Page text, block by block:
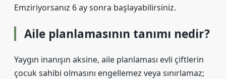
Emziriyorsanız 6 ay sonra başlayabilirsiniz.
Aile planlamasının tanımı nedir?
Yaygın inanışın aksine, aile planlaması evli çiftlerin
çocuk sahibi olmasını engellemez veya sınırlamaz;